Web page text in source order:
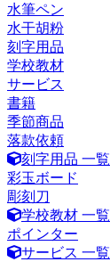
水筆ペン
水干胡粉
刻字用品
学校教材
サービス
書籍
季節商品
落款依頼
刻字用品 一覧
彩玉ボード
彫刻刀
学校教材 一覧
ポインター
サービス 一覧